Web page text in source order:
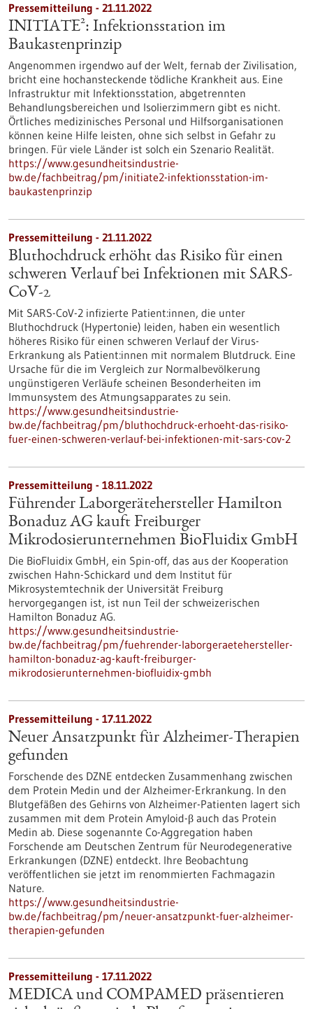
Pressemitteilung - 21.11.2022
INITIATE²: Infektionsstation im
Baukastenprinzip
Angenommen irgendwo auf der Welt, fernab der Zivilisation,
bricht eine hochansteckende tödliche Krankheit aus. Eine
Infrastruktur mit Infektionsstation, abgetrennten
Behandlungsbereichen und Isolierzimmern gibt es nicht.
Örtliches medizinisches Personal und Hilfsorganisationen
können keine Hilfe leisten, ohne sich selbst in Gefahr zu
bringen. Für viele Länder ist solch ein Szenario Realität.
https://www.gesundheitsindustrie-
bw.de/fachbeitrag/pm/initiate2-infektionsstation-im-
baukastenprinzip
Pressemitteilung - 21.11.2022
Bluthochdruck erhöht das Risiko für einen
schweren Verlauf bei Infektionen mit SARS-
CoV-2
Mit SARS-CoV-2 infizierte Patient:innen, die unter
Bluthochdruck (Hypertonie) leiden, haben ein wesentlich
höheres Risiko für einen schweren Verlauf der Virus-
Erkrankung als Patient:innen mit normalem Blutdruck. Eine
Ursache für die im Vergleich zur Normalbevölkerung
ungünstigeren Verläufe scheinen Besonderheiten im
Immunsystem des Atmungsapparates zu sein.
https://www.gesundheitsindustrie-
bw.de/fachbeitrag/pm/bluthochdruck-erhoeht-das-risiko-
fuer-einen-schweren-verlauf-bei-infektionen-mit-sars-cov-2
Pressemitteilung - 18.11.2022
Führender Laborgerätehersteller Hamilton
Bonaduz AG kauft Freiburger
Mikrodosierunternehmen BioFluidix GmbH
Die BioFluidix GmbH, ein Spin-off, das aus der Kooperation
zwischen Hahn-Schickard und dem Institut für
Mikrosystemtechnik der Universität Freiburg
hervorgegangen ist, ist nun Teil der schweizerischen
Hamilton Bonaduz AG.
https://www.gesundheitsindustrie-
bw.de/fachbeitrag/pm/fuehrender-laborgeraetehersteller-
hamilton-bonaduz-ag-kauft-freiburger-
mikrodosierunternehmen-biofluidix-gmbh
Pressemitteilung - 17.11.2022
Neuer Ansatzpunkt für Alzheimer-Therapien
gefunden
Forschende des DZNE entdecken Zusammenhang zwischen
dem Protein Medin und der Alzheimer-Erkrankung. In den
Blutgefäßen des Gehirns von Alzheimer-Patienten lagert sich
zusammen mit dem Protein Amyloid-β auch das Protein
Medin ab. Diese sogenannte Co-Aggregation haben
Forschende am Deutschen Zentrum für Neurodegenerative
Erkrankungen (DZNE) entdeckt. Ihre Beobachtung
veröffentlichen sie jetzt im renommierten Fachmagazin
Nature.
https://www.gesundheitsindustrie-
bw.de/fachbeitrag/pm/neuer-ansatzpunkt-fuer-alzheimer-
therapien-gefunden
Pressemitteilung - 17.11.2022
MEDICA und COMPAMED präsentieren